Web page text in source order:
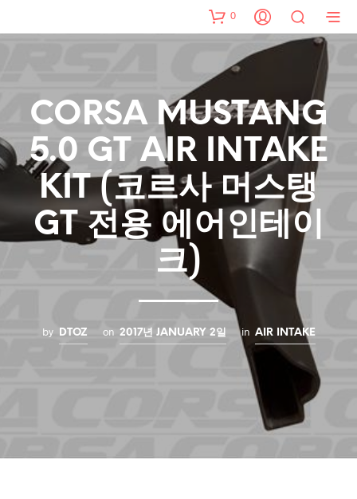
0
CORSA MUSTANG
5.0 GT AIR INTAKE
KIT (코르사 머스탱
GT 전용 에어인테이
크)
by DTOZ on 2017년 JANUARY 2일 in AIR INTAKE